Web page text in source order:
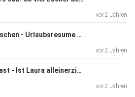
vor 2 Jahren
#32 Lass quatschen - Urlaubsresume & Neuigkeiten zum Podcast
vor 2 Jahren
#31 Papa zu Gast - Ist Laura alleinerziehend?
vor 2 Jahren